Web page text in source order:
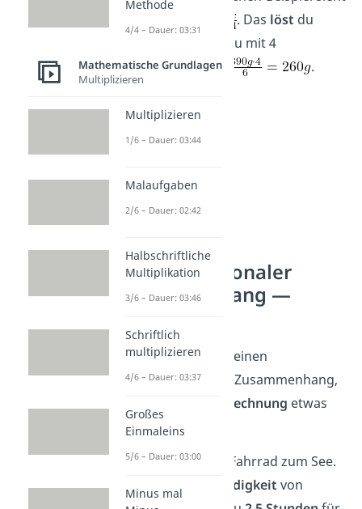
. Das löst du
, indem du mit 4
multiplizierst:
.
Antiproportionaler
Zusammenhang —
Handelt es sich um einen
antiproportionalen Zusammenhang,
Dreisatz-Rechnung etwas
andersaus.
Du fährst mit dem Fahrrad zum See.
Mit einer
Geschwindigkeit von
Methode
4/4 – Dauer: 03:31
Mathematische Grundlagen
Multiplizieren
Multiplizieren
1/6 – Dauer: 03:44
Malaufgaben
2/6 – Dauer: 02:42
Halbschriftliche
Multiplikation
3/6 – Dauer: 03:46
Schriftlich
multiplizieren
4/6 – Dauer: 03:37
Großes
Einmaleins
5/6 – Dauer: 03:00
Minus mal